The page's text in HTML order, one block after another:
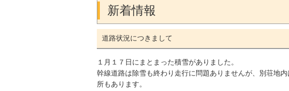
新着情報
道路状況につきまして
１月１７日にまとまった積雪がありました。
幹線道路は除雪も終わり走行に問題ありませんが、別荘地
所もあります。